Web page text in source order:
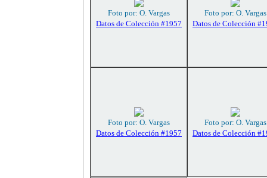
Foto por: O. Vargas
Datos de Colección #1957
Foto por: O. Vargas
Datos de Colección
Foto por: O. Vargas
Datos de Colección #1957
Foto por: O. Vargas
Datos de Colección